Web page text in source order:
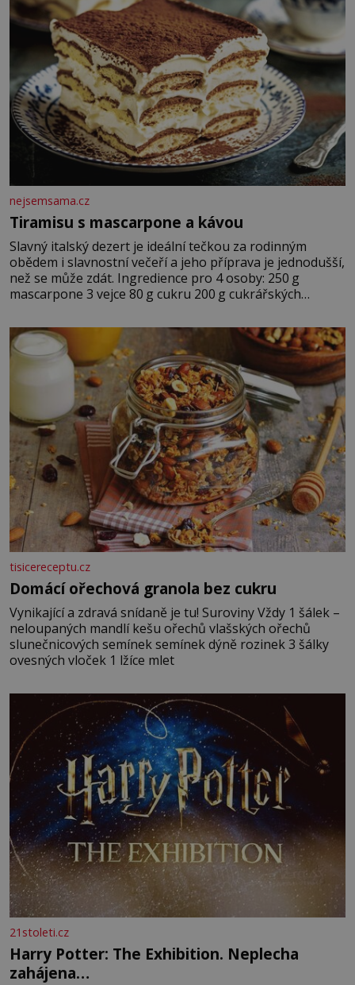
nejsemsama.cz
Tiramisu s mascarpone a kávou
Slavný italský dezert je ideální tečkou za rodinným
obědem i slavnostní večeří a jeho příprava je jednodušší,
než se může zdát. Ingredience pro 4 osoby: 250 g
mascarpone 3 vejce 80 g cukru 200 g cukrářských
posypání Postup: Oddělte žloutky od bílků. Žloutky
vyšlehejte s cukrem do světlé pěny a postupně do nich
vmíchejte mascarpone, aby vznikl hladký
tisicereceptu.cz
Domácí ořechová granola bez cukru
Vynikající a zdravá snídaně je tu! Suroviny Vždy 1 šálek –
neloupaných mandlí kešu ořechů vlašských ořechů
slunečnicových semínek semínek dýně rozinek 3 šálky
ovesných vloček 1 lžíce mlet
21stoleti.cz
Harry Potter: The Exhibition. Neplecha
zahájena…